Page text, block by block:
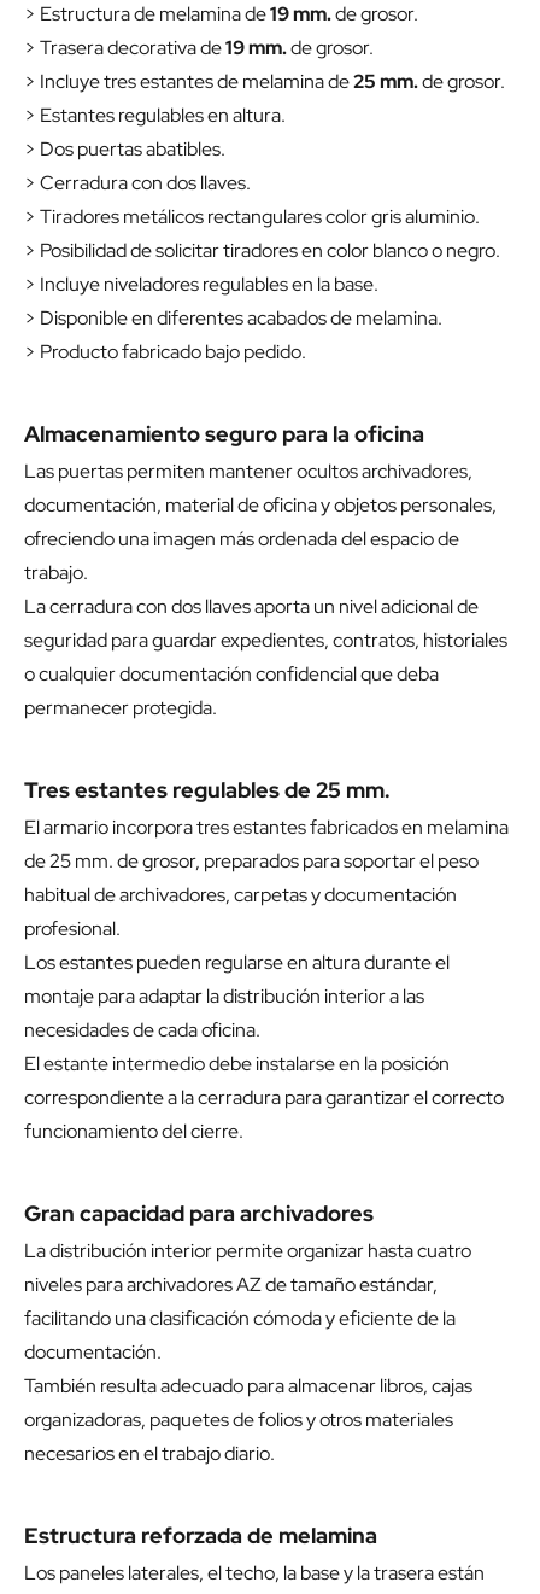
> Estructura de melamina de19 mm.de grosor.
> Trasera decorativa de19 mm.de grosor.
> Incluye tres estantes de melamina de25 mm.de grosor.
> Estantes regulables en altura.
> Dos puertas abatibles.
> Cerradura con dos llaves.
> Tiradores metálicos rectangulares color gris aluminio.
> Posibilidad de solicitar tiradores en color blanco o negro.
> Incluye niveladores regulables en la base.
> Disponible en diferentes acabados de melamina.
> Producto fabricado bajo pedido.
Almacenamiento seguro para la oficina
Las puertas permiten mantener ocultos archivadores,
documentación, material de oficina y objetos personales,
ofreciendo una imagen más ordenada del espacio de
trabajo.
La cerradura con dos llaves aporta un nivel adicional de
seguridad para guardar expedientes, contratos, historiales
o cualquier documentación confidencial que deba
permanecer protegida.
Tres estantes regulables de 25 mm.
El armario incorpora tres estantes fabricados en melamina
de 25 mm. de grosor, preparados para soportar el peso
habitual de archivadores, carpetas y documentación
profesional.
Los estantes pueden regularse en altura durante el
montaje para adaptar la distribución interior a las
necesidades de cada oficina.
El estante intermedio debe instalarse en la posición
correspondiente a la cerradura para garantizar el correcto
funcionamiento del cierre.
Gran capacidad para archivadores
La distribución interior permite organizar hasta cuatro
niveles para archivadores AZ de tamaño estándar,
facilitando una clasificación cómoda y eficiente de la
documentación.
También resulta adecuado para almacenar libros, cajas
organizadoras, paquetes de folios y otros materiales
necesarios en el trabajo diario.
Estructura reforzada de melamina
Los paneles laterales, el techo, la base y la trasera están